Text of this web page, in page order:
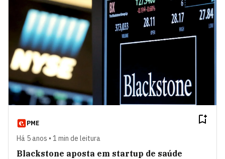
PME
Há 5 anos • 1 min de leitura
Blackstone aposta em startup de saúde